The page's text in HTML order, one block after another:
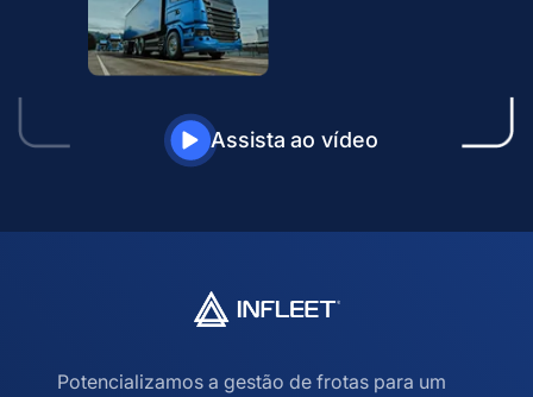
Assista ao vídeo
Potencializamos a gestão de frotas para um